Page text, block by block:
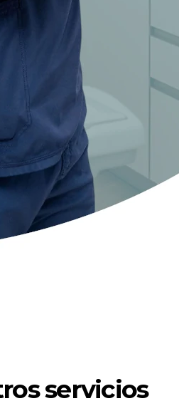
servicios